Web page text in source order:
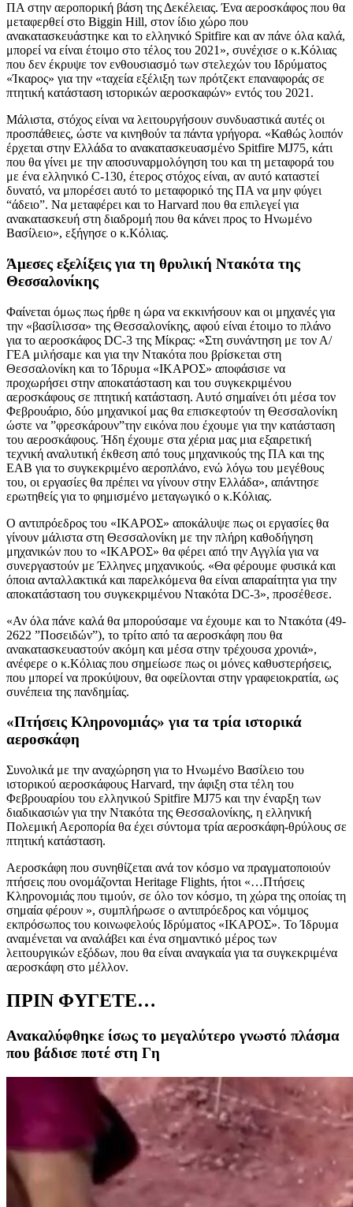
ΠΑ στην αεροπορική βάση της Δεκέλειας. Ένα αεροσκάφος που θα
μεταφερθεί στο Biggin Hill, στον ίδιο χώρο που
ανακατασκευάστηκε και το ελληνικό Spitfire και αν πάνε όλα καλά,
μπορεί να είναι έτοιμο στο τέλος του 2021», συνέχισε ο κ.Κόλιας
που δεν έκρυψε τον ενθουσιασμό των στελεχών του Ιδρύματος
«Ίκαρος» για την «ταχεία εξέλιξη των πρότζεκτ επαναφοράς σε
πτητική κατάσταση ιστορικών αεροσκαφών» εντός του 2021.
Μάλιστα, στόχος είναι να λειτουργήσουν συνδυαστικά αυτές οι
προσπάθειες, ώστε να κινηθούν τα πάντα γρήγορα. «Καθώς λοιπόν
έρχεται στην Ελλάδα το ανακατασκευασμένο Spitfire MJ75, κάτι
που θα γίνει με την αποσυναρμολόγηση του και τη μεταφορά του
με ένα ελληνικό C-130, έτερος στόχος είναι, αν αυτό καταστεί
δυνατό, να μπορέσει αυτό το μεταφορικό της ΠΑ να μην φύγει
“άδειο”. Να μεταφέρει και το Harvard που θα επιλεγεί για
ανακατασκευή στη διαδρομή που θα κάνει προς το Ηνωμένο
Βασίλειο», εξήγησε ο κ.Κόλιας.
Άμεσες εξελίξεις για τη θρυλική Ντακότα της
Θεσσαλονίκης
Φαίνεται όμως πως ήρθε η ώρα να εκκινήσουν και οι μηχανές για
την «βασίλισσα» της Θεσσαλονίκης, αφού είναι έτοιμο το πλάνο
για το αεροσκάφος DC-3 της Μίκρας: «Στη συνάντηση με τον Α/
ΓΕΑ μιλήσαμε και για την Ντακότα που βρίσκεται στη
Θεσσαλονίκη και το Ίδρυμα «ΙΚΑΡΟΣ» αποφάσισε να
προχωρήσει στην αποκατάσταση και του συγκεκριμένου
αεροσκάφους σε πτητική κατάσταση. Αυτό σημαίνει ότι μέσα τον
Φεβρουάριο, δύο μηχανικοί μας θα επισκεφτούν τη Θεσσαλονίκη
ώστε να ”φρεσκάρουν”την εικόνα που έχουμε για την κατάσταση
του αεροσκάφους. Ήδη έχουμε στα χέρια μας μια εξαιρετική
τεχνική αναλυτική έκθεση από τους μηχανικούς της ΠΑ και της
ΕΑΒ για το συγκεκριμένο αεροπλάνο, ενώ λόγω του μεγέθους
του, οι εργασίες θα πρέπει να γίνουν στην Ελλάδα», απάντησε
ερωτηθείς για το φημισμένο μεταγωγικό ο κ.Κόλιας.
Ο αντιπρόεδρος του «ΙΚΑΡΟΣ» αποκάλυψε πως οι εργασίες θα
γίνουν μάλιστα στη Θεσσαλονίκη με την πλήρη καθοδήγηση
μηχανικών που το «ΙΚΑΡΟΣ» θα φέρει από την Αγγλία για να
συνεργαστούν με Έλληνες μηχανικούς. «Θα φέρουμε φυσικά και
όποια ανταλλακτικά και παρελκόμενα θα είναι απαραίτητα για την
αποκατάσταση του συγκεκριμένου Ντακότα DC-3», προσέθεσε.
«Αν όλα πάνε καλά θα μπορούσαμε να έχουμε και το Ντακότα (49-
2622 ”Ποσειδών”), το τρίτο από τα αεροσκάφη που θα
ανακατασκευαστούν ακόμη και μέσα στην τρέχουσα χρονιά»,
ανέφερε ο κ.Κόλιας που σημείωσε πως οι μόνες καθυστερήσεις,
που μπορεί να προκύψουν, θα οφείλονται στην γραφειοκρατία, ως
συνέπεια της πανδημίας.
«Πτήσεις Κληρονομιάς» για τα τρία ιστορικά
αεροσκάφη
Συνολικά με την αναχώρηση για το Ηνωμένο Βασίλειο του
ιστορικού αεροσκάφους Harvard, την άφιξη στα τέλη του
Φεβρουαρίου του ελληνικού Spitfire MJ75 και την έναρξη των
διαδικασιών για την Ντακότα της Θεσσαλονίκης, η ελληνική
Πολεμική Αεροπορία θα έχει σύντομα τρία αεροσκάφη-θρύλους σε
πτητική κατάσταση.
Αεροσκάφη που συνηθίζεται ανά τον κόσμο να πραγματοποιούν
πτήσεις που ονομάζονται Heritage Flights, ήτοι «…Πτήσεις
Κληρονομιάς που τιμούν, σε όλο τον κόσμο, τη χώρα της οποίας τη
σημαία φέρουν », συμπλήρωσε ο αντιπρόεδρος και νόμιμος
εκπρόσωπος του κοινωφελούς Ιδρύματος «ΙΚΑΡΟΣ». Το Ίδρυμα
αναμένεται να αναλάβει και ένα σημαντικό μέρος των
λειτουργικών εξόδων, που θα είναι αναγκαία για τα συγκεκριμένα
αεροσκάφη στο μέλλον.
ΠΡΙΝ ΦΥΓΕΤΕ…
Ανακαλύφθηκε ίσως το μεγαλύτερο γνωστό πλάσμα
που βάδισε ποτέ στη Γη